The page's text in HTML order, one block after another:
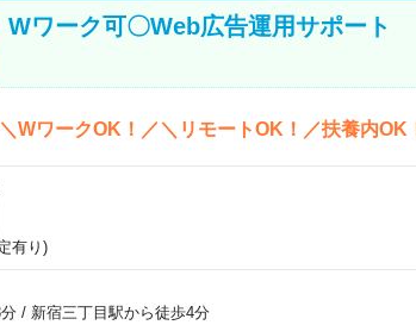
Wワーク可〇Web広告運用サポート
WワークOK！／＼リモートOK！／扶養内OK
有り)
/ 新宿三丁目駅から徒歩4分